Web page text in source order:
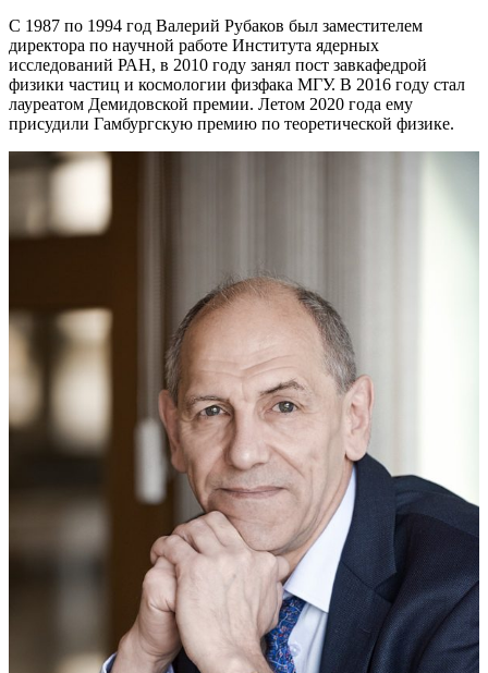
С 1987 по 1994 год Валерий Рубаков был заместителем
директора по научной работе Института ядерных
исследований РАН, в 2010 году занял пост завкафедрой
физики частиц и космологии физфака МГУ. В 2016 году стал
лауреатом Демидовской премии. Летом 2020 года ему
присудили Гамбургскую премию по теоретической физике.